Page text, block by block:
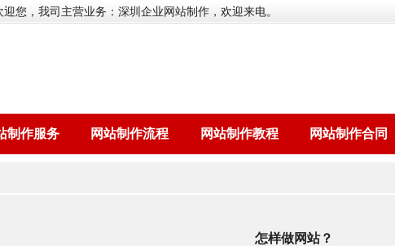
您，我司主营业务：深圳企业网站制作，欢迎来电。
制作服务 网站制作流程 网站制作教程 网站制作合同
怎样做网站？